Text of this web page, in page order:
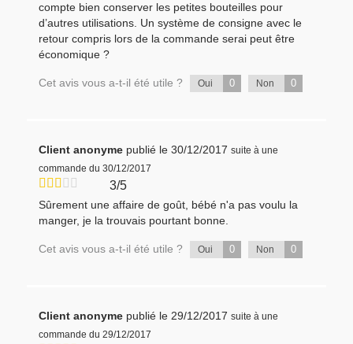
compte bien conserver les petites bouteilles pour
d’autres utilisations. Un système de consigne avec le
retour compris lors de la commande serai peut être
économique ?
Cet avis vous a-t-il été utile ? Oui 0 Non 0
Client anonyme publié le 30/12/2017 suite à une
commande du 30/12/2017
3/5
Sûrement une affaire de goût, bébé n'a pas voulu la
manger, je la trouvais pourtant bonne.
Cet avis vous a-t-il été utile ? Oui 0 Non 0
Client anonyme publié le 29/12/2017 suite à une
commande du 29/12/2017